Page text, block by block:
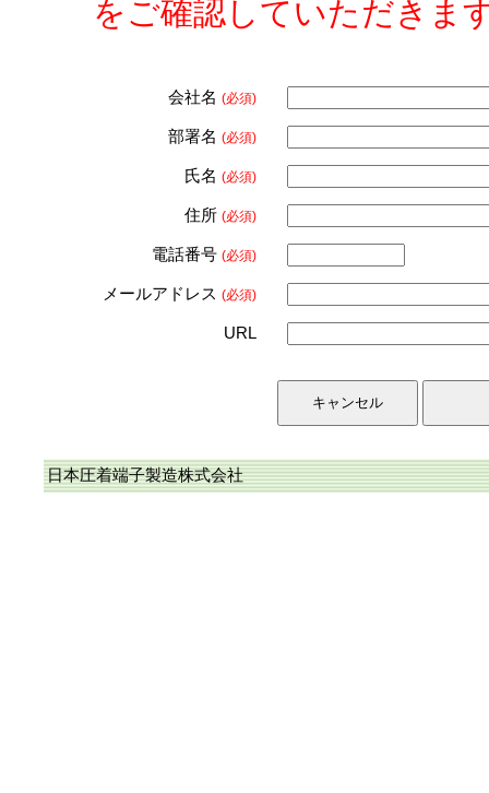
をご確認していただきま
会社名 (必須)
部署名 (必須)
氏名 (必須)
住所 (必須)
電話番号 (必須)
メールアドレス (必須)
URL
日本圧着端子製造株式会社